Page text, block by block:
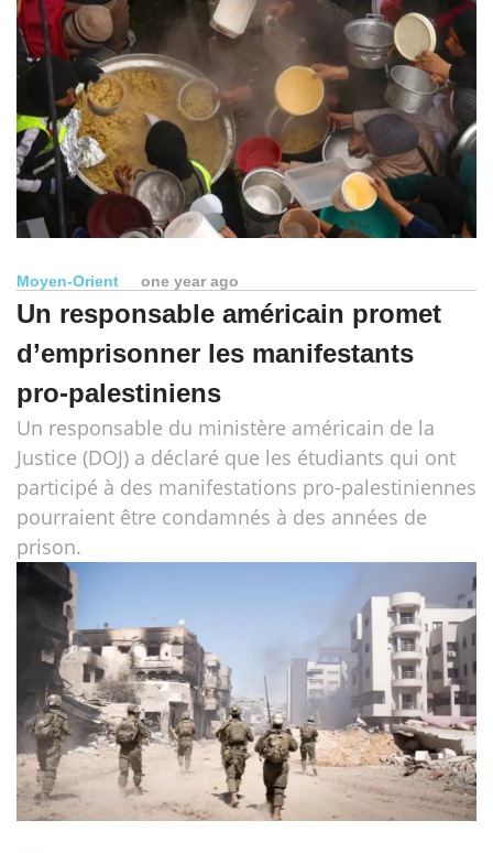
Moyen-Orient one year ago
Un responsable américain promet
d’emprisonner les manifestants
pro-palestiniens
Un responsable du ministère américain de la
Justice (DOJ) a déclaré que les étudiants qui ont
participé à des manifestations pro-palestiniennes
pourraient être condamnés à des années de
prison.